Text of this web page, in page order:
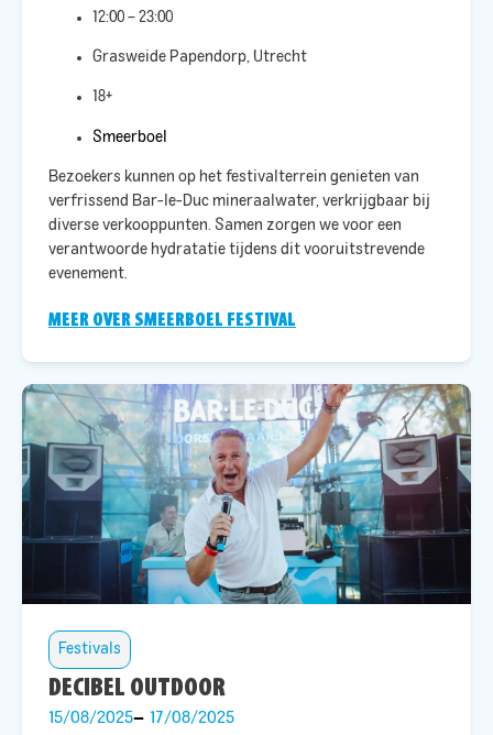
12:00 – 23:00
Grasweide Papendorp, Utrecht
18+
Smeerboel
Bezoekers kunnen op het festivalterrein genieten van
verfrissend Bar-le-Duc mineraalwater, verkrijgbaar bij
diverse verkooppunten. Samen zorgen we voor een
verantwoorde hydratatie tijdens dit vooruitstrevende
evenement.​
MEER OVER SMEERBOEL FESTIVAL
Festivals
DECIBEL OUTDOOR
15/08/2025 17/08/2025